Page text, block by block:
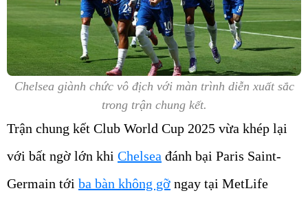
Chelsea giành chức vô địch với màn trình diễn xuất sắc
trong trận chung kết.
Trận chung kết Club World Cup 2025 vừa khép lại
với bất ngờ lớn khi Chelsea đánh bại Paris Saint-
Germain tới ba bàn không gỡ ngay tại MetLife